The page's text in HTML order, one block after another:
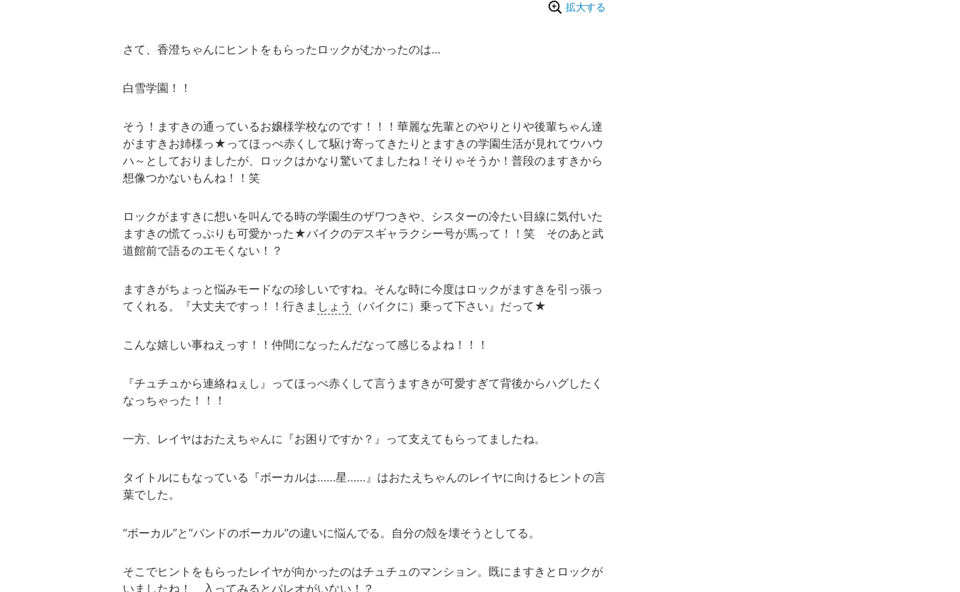
拡大する
さて、香澄ちゃんにヒントをもらったロックがむかったのは…
白雪学園！！
そう！ますきの通っているお嬢様学校なのです！！！華麗な先輩とのやりとりや後輩ちゃん達
がますきお姉様っ★ってほっぺ赤くして駆け寄ってきたりとますきの学園生活が見れてウハウ
ハ～としておりましたが、ロックはかなり驚いてましたね！そりゃそうか！普段のますきから
想像つかないもんね！！笑
ロックがますきに想いを叫んでる時の学園生のザワつきや、シスターの冷たい目線に気付いた
ますきの慌てっぷりも可愛かった★バイクのデスギャラクシー号が馬って！！笑 そのあと武
道館前で語るのエモくない！？
ますきがちょっと悩みモードなの珍しいですね。そんな時に今度はロックがますきを引っ張っ
てくれる。『大丈夫ですっ！！行きま しょう （バイクに）乗って下さい』だって★
こんな嬉しい事ねえっす！！仲間になったんだなって感じるよね！！！
『チュチュから連絡ねぇし』ってほっぺ赤くして言うますきが可愛すぎて背後からハグしたく
なっちゃった！！！
一方、レイヤはおたえちゃんに『お困りですか？』って支えてもらってましたね。
タイトルにもなっている『ボーカルは……星……』はおたえちゃんのレイヤに向けるヒントの言
葉でした。
“ボーカル”と“バンドのボーカル”の違いに悩んでる。自分の殻を壊そうとしてる。
そこでヒントをもらったレイヤが向かったのはチュチュのマンション。既にますきとロックが
いましたね！ 入ってみるとパレオがいない！？